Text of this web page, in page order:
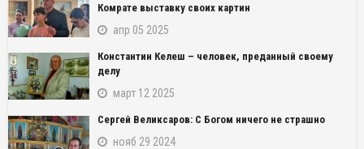
Комрате выставку своих картин
апр 05 2025
Константин Келеш – человек, преданный своему
делу
март 12 2025
Сергей Великсаров: С Богом ничего не страшно
нояб 29 2024